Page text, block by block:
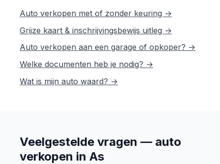
Auto verkopen met of zonder keuring →
Grijze kaart & inschrijvingsbewijs uitleg →
Auto verkopen aan een garage of opkoper? →
Welke documenten heb je nodig? →
Wat is mijn auto waard? →
Veelgestelde vragen — auto
verkopen in As